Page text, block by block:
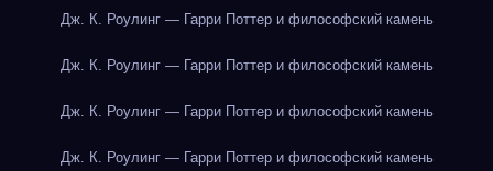
Дж. К. Роулинг — Гарри Поттер и философский камень
Дж. К. Роулинг — Гарри Поттер и философский камень
Дж. К. Роулинг — Гарри Поттер и философский камень
Дж. К. Роулинг — Гарри Поттер и философский камень